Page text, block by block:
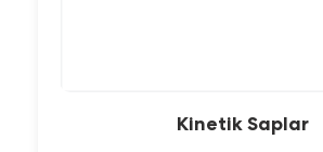
Kinetik Saplar